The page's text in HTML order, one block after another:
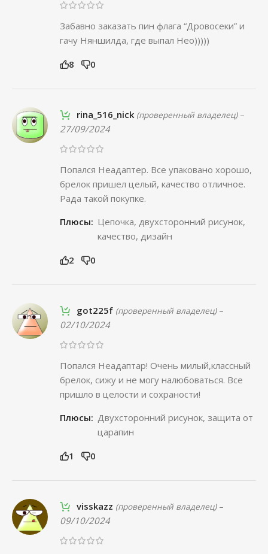
Забавно заказать пин флага “Дровосеки” и
гачу Няншилда, где выпал Нео)))))
8 0
rina_516_nick (проверенный владелец) –
27/09/2024
Попался Неадаптер. Все упаковано хорошо,
брелок пришел целый, качество отличное.
Рада такой покупке.
Плюсы: Цепочка, двухсторонний рисунок,
качество, дизайн
2 0
got225f (проверенный владелец) –
02/10/2024
Попался Неадаптар! Очень милый,классный
брелок, сижу и не могу налюбоваться. Все
пришло в целости и сохраности!
Плюсы: Двухсторонний рисунок, защита от
царапин
1 0
visskazz (проверенный владелец) –
09/10/2024